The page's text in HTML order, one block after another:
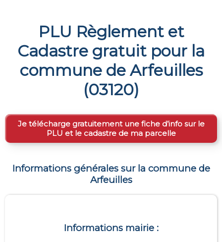
PLU Règlement et
Cadastre gratuit pour la
commune deArfeuilles
(03120)
Je télécharge gratuitement une fiche d’info sur le
PLU et le cadastre de ma parcelle
Informations générales sur la commune de
Arfeuilles
Informations mairie :